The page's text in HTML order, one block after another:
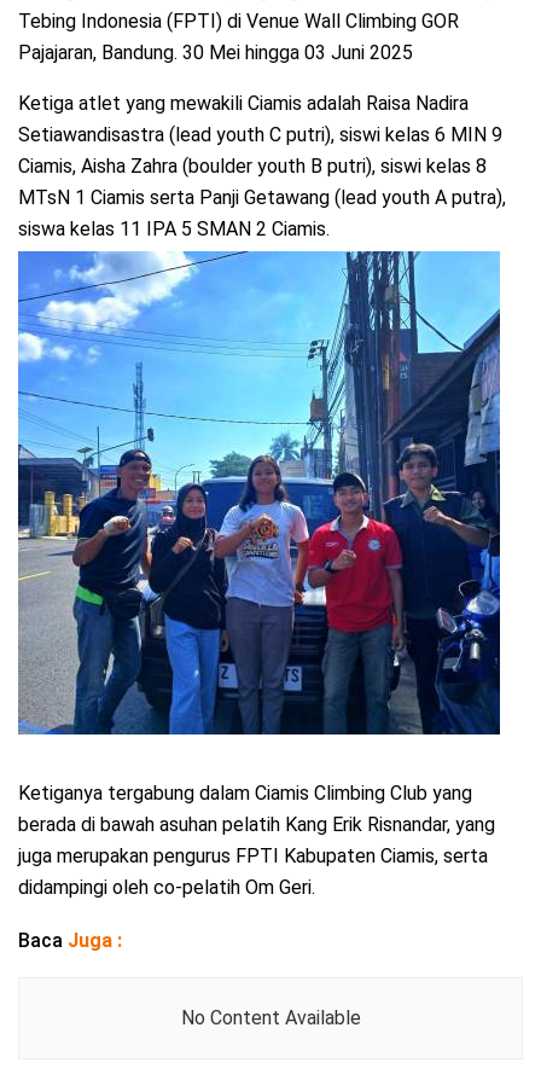
Tebing Indonesia (FPTI) di Venue Wall Climbing GOR
Pajajaran, Bandung. 30 Mei hingga 03 Juni 2025
Ketiga atlet yang mewakili Ciamis adalah Raisa Nadira
Setiawandisastra (lead youth C putri), siswi kelas 6 MIN 9
Ciamis, Aisha Zahra (boulder youth B putri), siswi kelas 8
MTsN 1 Ciamis serta Panji Getawang (lead youth A putra),
siswa kelas 11 IPA 5 SMAN 2 Ciamis.
Ketiganya tergabung dalam Ciamis Climbing Club yang
berada di bawah asuhan pelatih Kang Erik Risnandar, yang
juga merupakan pengurus FPTI Kabupaten Ciamis, serta
didampingi oleh co-pelatih Om Geri.
Baca Juga :
No Content Available